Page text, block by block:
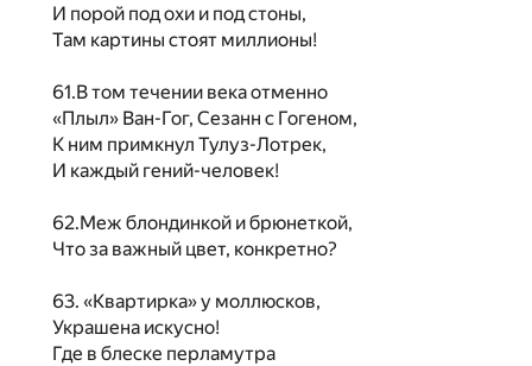
И порой под охи и под стоны,
Там картины стоят миллионы!
61.В том течении века отменно
«Плыл» Ван-Гог, Сезанн с Гогеном,
К ним примкнул Тулуз-Лотрек,
И каждый гений-человек!
62.Меж блондинкой и брюнеткой,
Что за важный цвет, конкретно?
63. «Квартирка» у моллюсков,
Украшена искусно!
Где в блеске перламутра